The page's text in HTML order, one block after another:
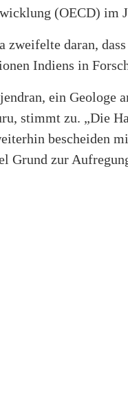
(OECD) im
zweifelte daran,
Indiens in
ein Geologe
stimmt zu. „Die
bescheiden
Grund zur